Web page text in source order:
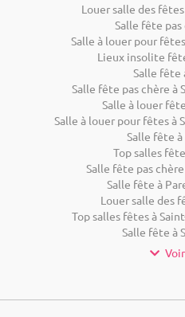
Louer salle des
Salle fête pas
Salle à louer pour
Lieux insolite
Salle fête
Salle fête pas chère à
Salle à louer
Salle à louer pour fêtes à
Salle fête à
Top salles
Salle fête pas
Salle fête à
Louer salle des
Top salles fêtes à
Salle fête à